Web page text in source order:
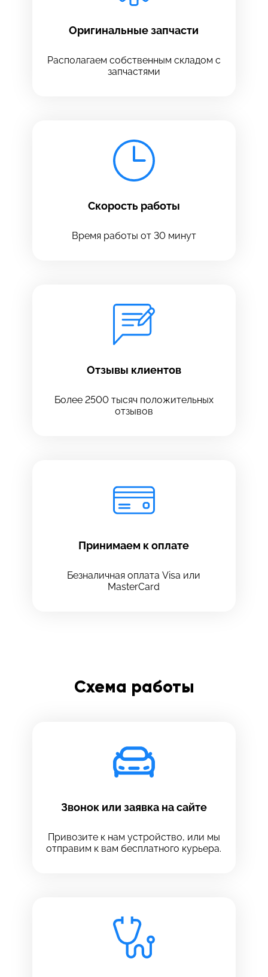
Оригинальные запчасти
Располагаем собственным складом с
запчастями
Скорость работы
Время работы от 30 минут
Отзывы клиентов
Более 2500 тысяч положительных
отзывов
Принимаем к оплате
Безналичная оплата Visa или
MasterCard
Схема работы
Звонок или заявка на сайте
Привозите к нам устройство, или мы
отправим к вам бесплатного курьера.
Выберите сервис
Выберите сервис
Введите номер договора